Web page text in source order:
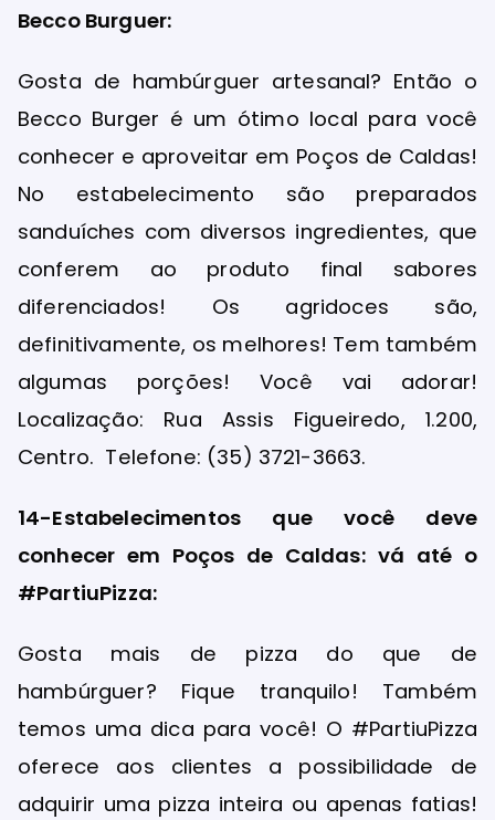
Becco Burguer:
Gosta de hambúrguer artesanal? Então o
Becco Burger é um ótimo local para você
conhecer e aproveitar em Poços de Caldas!
No estabelecimento são preparados
sanduíches com diversos ingredientes, que
conferem ao produto final sabores
diferenciados! Os agridoces são,
definitivamente, os melhores! Tem também
algumas porções! Você vai adorar!
Localização: Rua Assis Figueiredo, 1.200,
Centro. Telefone: (35) 3721-3663.
14-Estabelecimentos que você deve
conhecer em Poços de Caldas: vá até o
#PartiuPizza:
Gosta mais de pizza do que de
hambúrguer? Fique tranquilo! Também
temos uma dica para você! O #PartiuPizza
oferece aos clientes a possibilidade de
adquirir uma pizza inteira ou apenas fatias!